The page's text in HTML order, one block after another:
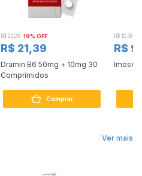
R$ 26,29 19% OFF
R$ 21,39
Dramin B6 50mg + 10mg 30
Comprimidos
Comprar
R$ 12,58
R$
Imosec
Ver mais